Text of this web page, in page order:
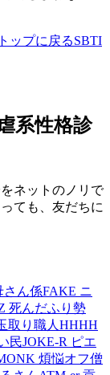
ップに戻るSBTI
系性格診
ネットのノリで
ても、友だちに
さん係FAKE ニ
死んだふり勢
取り職人 HHHH
民JOKE-R ピエ
煩悩オフ僧